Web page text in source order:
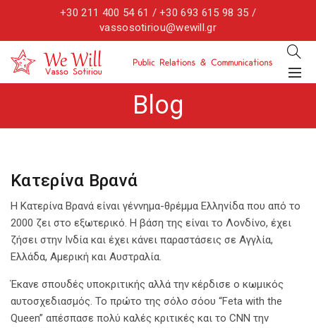
+30 211 400 54 61 / +30 693 615 98 35 /
vassosotiriou@wewill.gr
Blog
Κατερίνα Βρανά
Η Κατερίνα Βρανά είναι γέννημα-θρέμμα Ελληνίδα που από το
2000 ζει στο εξωτερικό. Η βάση της είναι το Λονδίνο, έχει
ζήσει στην Ινδία και έχει κάνει παραστάσεις σε Αγγλία,
Ελλάδα, Αμερική και Αυστραλία.
Έκανε σπουδές υποκριτικής αλλά την κέρδισε ο κωμικός
αυτοσχεδιασμός. Το πρώτο της σόλο σόου “Feta with the
Queen” απέσπασε πολύ καλές κριτικές και το CNN την